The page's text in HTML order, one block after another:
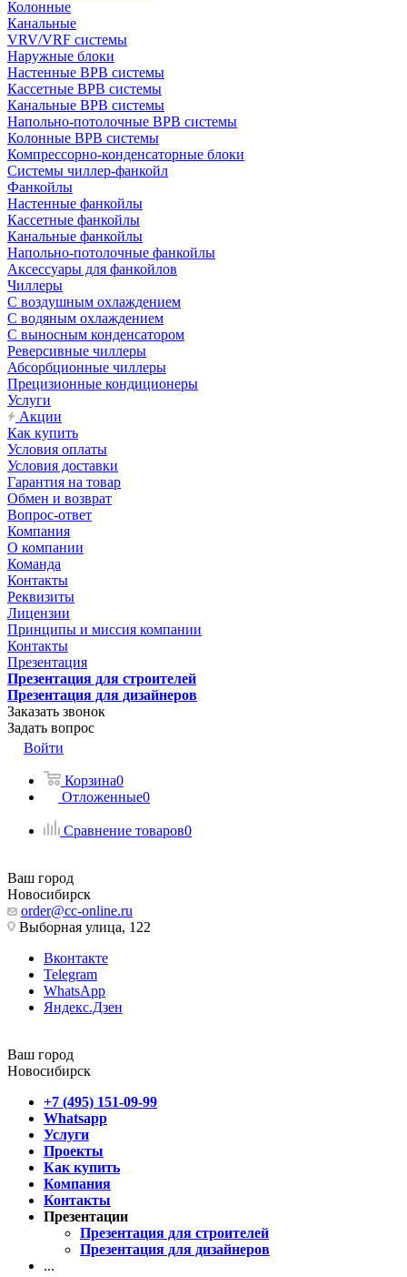
Колонные
Канальные
VRV/VRF системы
Наружные блоки
Настенные ВРВ системы
Кассетные ВРВ системы
Канальные ВРВ системы
Напольно-потолочные ВРВ системы
Колонные ВРВ системы
Компрессорно-конденсаторные блоки
Системы чиллер-фанкойл
Фанкойлы
Настенные фанкойлы
Кассетные фанкойлы
Канальные фанкойлы
Напольно-потолочные фанкойлы
Аксессуары для фанкойлов
Чиллеры
С воздушным охлаждением
С водяным охлаждением
С выносным конденсатором
Реверсивные чиллеры
Абсорбционные чиллеры
Прецизионные кондиционеры
Услуги
Акции
Как купить
Условия оплаты
Условия доставки
Гарантия на товар
Обмен и возврат
Вопрос-ответ
Компания
О компании
Команда
Контакты
Реквизиты
Лицензии
Принципы и миссия компании
Контакты
Презентация
Презентация для строителей
Презентация для дизайнеров
Заказать звонок
Задать вопрос
Войти
Корзина0
Отложенные0
Сравнение товаров0
Ваш город
Новосибирск
order@cc-online.ru
Выборная улица, 122
Вконтакте
Telegram
WhatsApp
Яндекс.Дзен
Ваш город
Новосибирск
+7 (495) 151-09-99
Whatsapp
Услуги
Проекты
Как купить
Компания
Контакты
Презентации
Презентация для строителей
Презентация для дизайнеров
...